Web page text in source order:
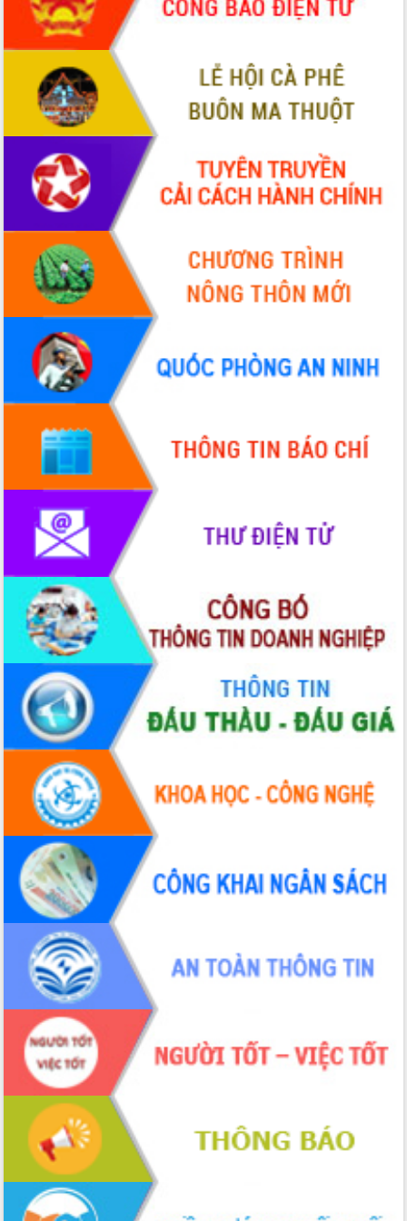
với Tập đoàn Bưu chính Viễn thông
Việt Nam
Thứ trưởng Bộ Y tế làm việc với tỉnh
Đắk Lắk về phát triển nhân lực y tế
cho trạm y tế cấp xã
Du lịch Đắk Lắk nâng tầm trải nghiệm
du khách thông qua Hệ thống cơ sở dữ
Tập huấn ứng dụng trí tuệ nhân tạo (AI)
trong thương mại điện tử năm 2026
Đoàn đại biểu Quốc hội tỉnh Đắk Lắk
trao đổi thông tin trước Kỳ họp thứ
nhất, Quốc hội khóa XVI
Quyết liệt cải cách hành chính, khơi
thông nguồn lực phát triển
Nâng cao hiệu lực, hiệu quả HĐND
tỉnh thông qua hiện đại hóa hành chính
Xã Ea Phê gắn cải cách hành chính với
chuyển đổi số
Phó Chủ tịch Thường trực UBND tỉnh
Hồ Thị Nguyên Thảo làm việc tại Trung
tâm Phục vụ hành chính công xã Ea
Xây dựng nền hành chính số đồng
hành cùng nông dân dân, doanh nghiệp
Giai đoạn 2026-2030, Đắk Lắk phấn
đấu có 77% xã đạt chuẩn nông thôn
Chuyển đổi số 'mở đường' cho nông
nghiệp Đắk Lắk tăng trưởng bứt phá
Triển khai đồng bộ đo đạc, lập hồ sơ
địa chính, hoàn thiện cơ sở dữ liệu đất
đai
Ứng dụng sinh trắc học - Bước tiến
trong hành trình chuyển đổi số tại Đắk
Lắk
Đắk Lắk nâng cao hiệu quả công tác
Đảng từ Sổ tay đảng viên điện tử
Đắk Lắk đẩy mạnh nuôi biển công
nghệ, hướng tới phát triển thủy sản
bền vững
Tập huấn nâng cao năng lực triển khai
chuyển đổi số cho cán bộ, công chức
cấp xã
Đắk Lắk phát động hưởng ứng Ngày
Quyền của người tiêu dùng Việt Nam
2026
Đẩy mạnh cải cách hành chính, quyết
tâm đạt được mục tiêu tăng trưởng
hai con số trong năm 2026
Tổ chức trang trọng Lễ hội Đền thờ
Lương Văn Chánh năm 2026
Phó Bí thư Tỉnh ủy Đắk Lắk Đỗ Hữu
Huy giữ chức Bí thư Đảng ủy Ủy Ban
Nhân dân tỉnh
Bệnh án điện tử thúc đẩy chuyển đổi
số y tế tại Đắk Lắk
Chuyển đổi số thư viện: Mở rộng
không gian tri thức trong thời đại số
Đánh giá, rút kinh nghiệm công tác tổ
chức diễn tập trước ngày bầu cử